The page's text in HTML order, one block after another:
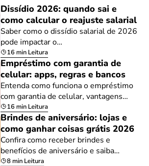
Dissídio 2026: quando sai e
como calcular o reajuste salarial
Saber como o dissídio salarial de 2026
pode impactar o…
16 min Leitura
Empréstimo com garantia de
celular: apps, regras e bancos
Entenda como funciona o empréstimo
com garantia de celular, vantagens…
16 min Leitura
Brindes de aniversário: lojas e
como ganhar coisas grátis 2026
Confira como receber brindes e
benefícios de aniversário e saiba…
8 min Leitura